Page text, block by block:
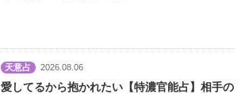
天意占 2026.08.06
愛してるから抱かれたい【特濃官能占】相手の